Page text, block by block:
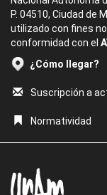
P. 04510, Ciudad de
utilizado con fines
conformidad con el
¿Cómo llegar?
Suscripción a
Normatividad